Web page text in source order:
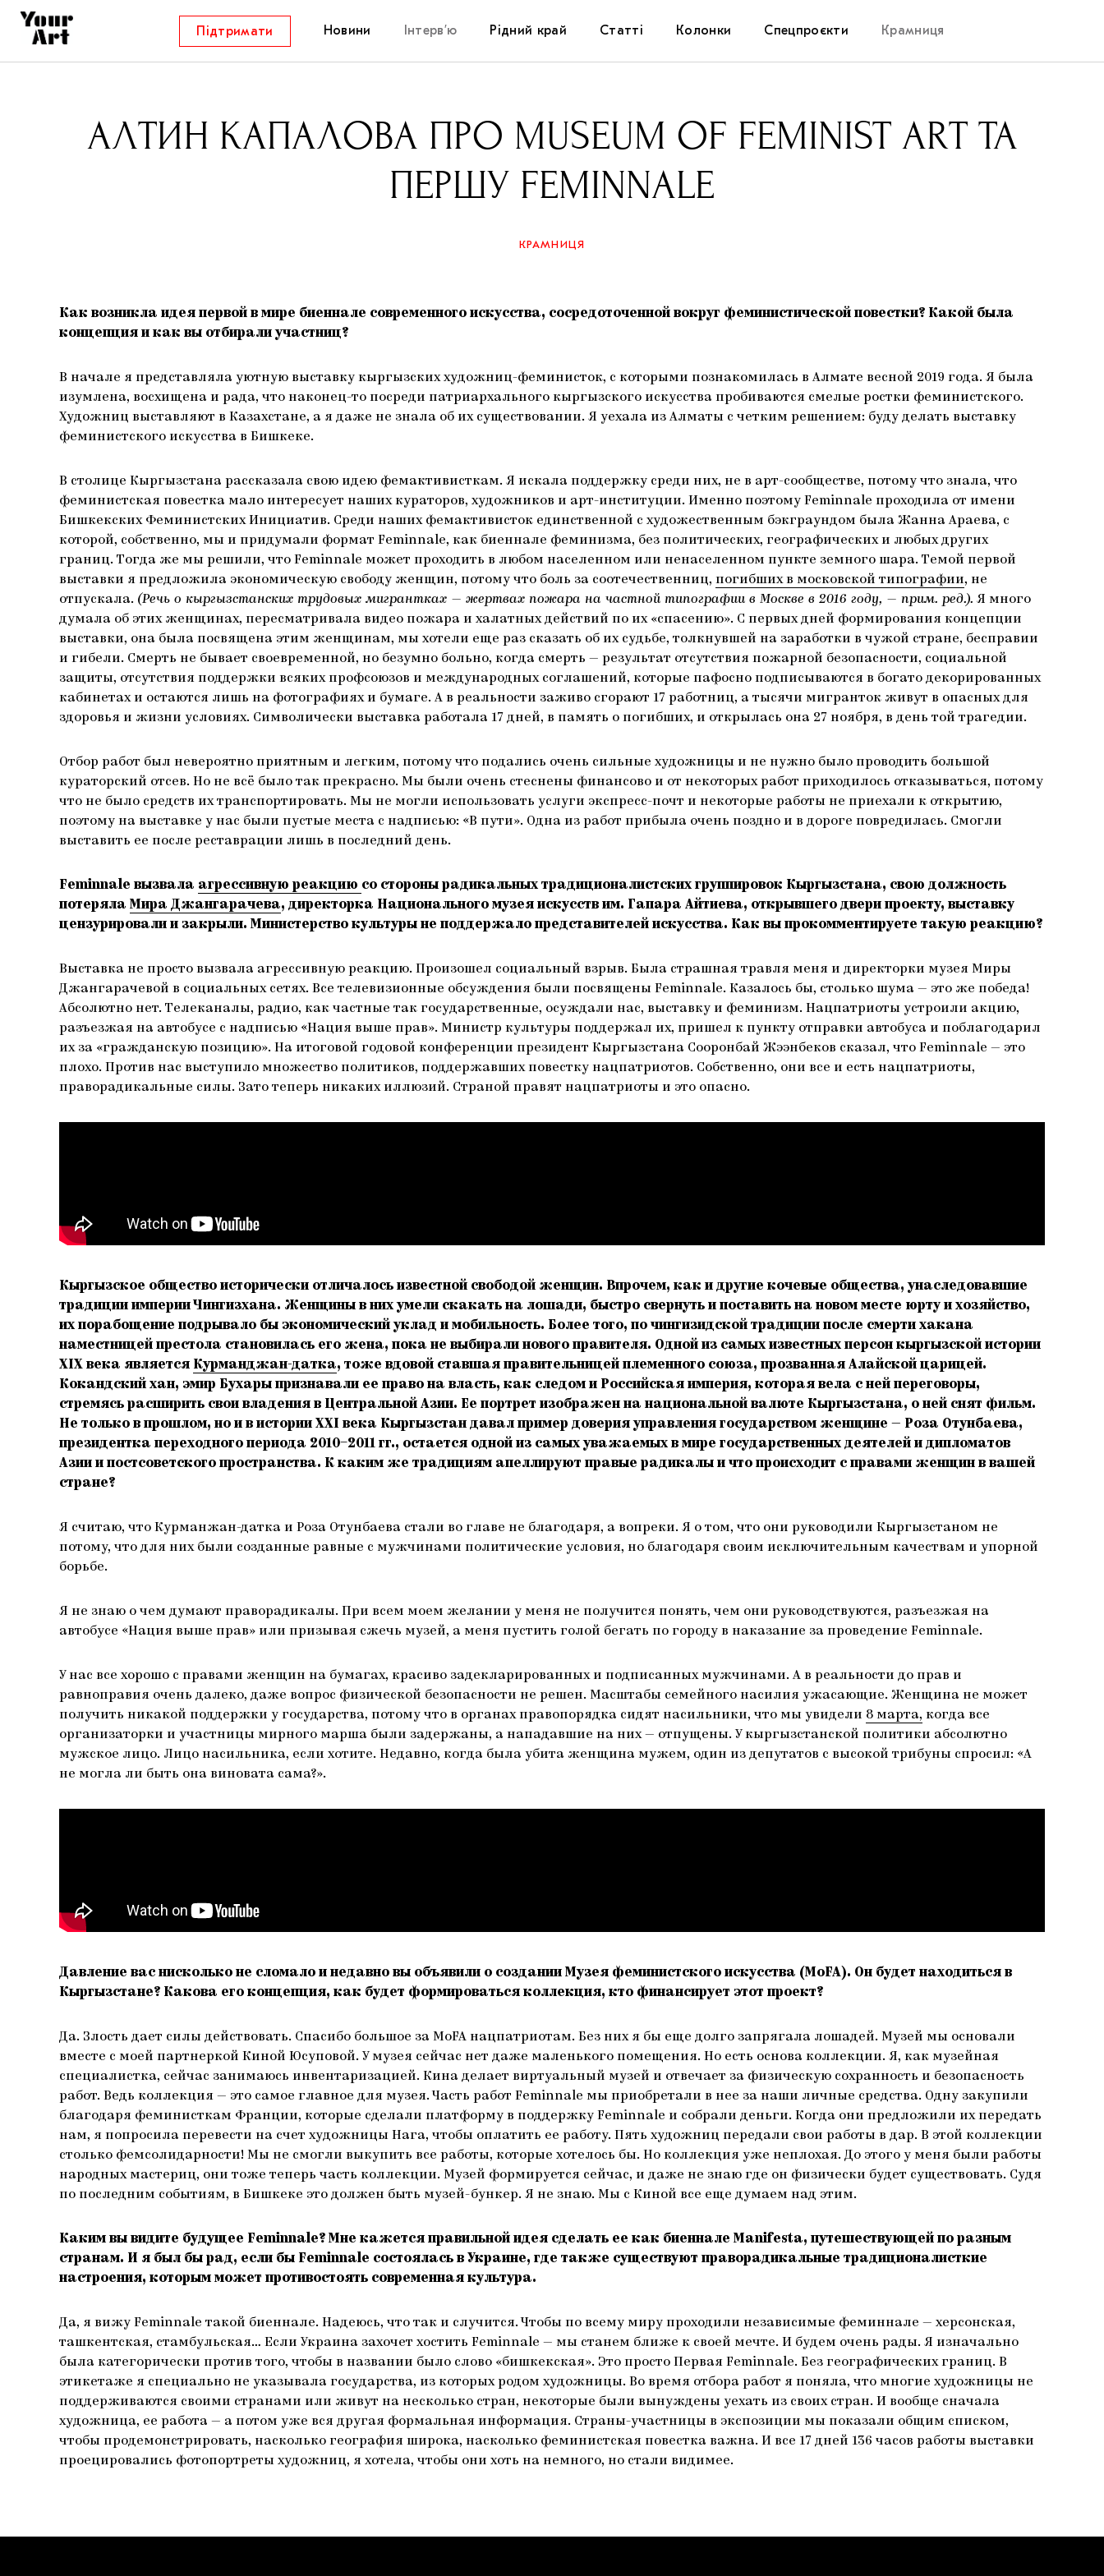
Підтримати Новини Інтерв’ю
Куратори
Архітектура
Рідний край
Самоорганізації
Освіта
Галереї
Статті
Коментарі
Історії
Колонки Спецпроєкти
Запалення
Крамниця
АЛТИН КАПАЛОВА ПРО MUSEUM OF FEMINIST ART ТА
ПЕРШУ FEMINNALE
КРАМНИЦЯ
Как возникла идея первой в мире биеннале современного искусства, сосредоточенной вокруг феминистической повестки? Какой была
концепция и как вы отбирали участниц?
В начале я представляла уютную выставку кыргызских художниц-феминисток, с которыми познакомилась в Алмате весной 2019 года. Я была
изумлена, восхищена и рада, что наконец-то посреди патриархального кыргызского искусства пробиваются смелые ростки феминистского.
Художниц выставляют в Казахстане, а я даже не знала об их существовании. Я уехала из Алматы с четким решением: буду делать выставку
феминистского искусства в Бишкеке.
В столице Кыргызстана рассказала свою идею фемактивисткам. Я искала поддержку среди них, не в арт-сообществе, потому что знала, что
феминистская повестка мало интересует наших кураторов, художников и арт-институции. Именно поэтому Feminnale проходила от имени
Бишкекских Феминистских Инициатив. Среди наших фемактивисток единственной с художественным бэкграундом была Жанна Араева, с
которой, собственно, мы и придумали формат Feminnale, как биеннале феминизма, без политических, географических и любых других
границ. Тогда же мы решили, что Feminnale может проходить в любом населенном или ненаселенном пункте земного шара. Темой первой
выставки я предложила экономическую свободу женщин, потому что боль за соотечественниц, погибших в московской типографии, не
отпускала. (Речь о кыргызстанских трудовых мигрантках — жертвах пожара на частной типографии в Москве в 2016 году, — прим. ред.). Я много
думала об этих женщинах, пересматривала видео пожара и халатных действий по их «спасению». С первых дней формирования концепции
выставки, она была посвящена этим женщинам, мы хотели еще раз сказать об их судьбе, толкнувшей на заработки в чужой стране, бесправии
и гибели. Смерть не бывает своевременной, но безумно больно, когда смерть — результат отсутствия пожарной безопасности, социальной
защиты, отсутствия поддержки всяких профсоюзов и международных соглашений, которые пафосно подписываются в богато декорированных
кабинетах и остаются лишь на фотографиях и бумаге. А в реальности заживо сгорают 17 работниц, а тысячи мигранток живут в опасных для
здоровья и жизни условиях. Символически выставка работала 17 дней, в память о погибших, и открылась она 27 ноября, в день той трагедии.
Отбор работ был невероятно приятным и легким, потому что подались очень сильные художницы и не нужно было проводить большой
кураторский отсев. Но не всё было так прекрасно. Мы были очень стеснены финансово и от некоторых работ приходилось отказываться, потому
что не было средств их транспортировать. Мы не могли использовать услуги экспресс-почт и некоторые работы не приехали к открытию,
поэтому на выставке у нас были пустые места с надписью: «В пути». Одна из работ прибыла очень поздно и в дороге повредилась. Смогли
выставить ее после реставрации лишь в последний день.
Feminnale вызвала агрессивную реакцию со стороны радикальных традиционалистских группировок Кыргызстана, свою должность
потеряла Мира Джангарачева, директорка Национального музея искусств им. Гапара Айтиева, открывшего двери проекту, выставку
цензурировали и закрыли. Министерство культуры не поддержало представителей искусства. Как вы прокомментируете такую реакцию?
Выставка не просто вызвала агрессивную реакцию. Произошел социальный взрыв. Была страшная травля меня и директорки музея Миры
Джангарачевой в социальных сетях. Все телевизионные обсуждения были посвящены Feminnale. Казалось бы, столько шума — это же победа!
Абсолютно нет. Телеканалы, радио, как частные так государственные, осуждали нас, выставку и феминизм. Нацпатриоты устроили акцию,
разъезжая на автобусе с надписью «Нация выше прав». Министр культуры поддержал их, пришел к пункту отправки автобуса и поблагодарил
их за «гражданскую позицию». На итоговой годовой конференции президент Кыргызстана Сооронбай Жээнбеков сказал, что Feminnale — это
плохо. Против нас выступило множество политиков, поддержавших повестку нацпатриотов. Собственно, они все и есть нацпатриоты,
праворадикальные силы. Зато теперь никаких иллюзий. Страной правят нацпатриоты и это опасно.
Кыргызское общество исторически отличалось известной свободой женщин. Впрочем, как и другие кочевые общества, унаследовавшие
традиции империи Чингизхана. Женщины в них умели скакать на лошади, быстро свернуть и поставить на новом месте юрту и хозяйство,
их порабощение подрывало бы экономический уклад и мобильность. Более того, по чингизидской традиции после смерти хакана
наместницей престола становилась его жена, пока не выбирали нового правителя. Одной из самых известных персон кыргызской истории
XIX века является Курманджан-датка, тоже вдовой ставшая правительницей племенного союза, прозванная Алайской царицей.
Кокандский хан, эмир Бухары признавали ее право на власть, как следом и Российская империя, которая вела с ней переговоры,
стремясь расширить свои владения в Центральной Азии. Ее портрет изображен на национальной валюте Кыргызстана, о ней снят фильм.
Не только в прошлом, но и в истории ХХI века Кыргызстан давал пример доверия управления государством женщине — Роза Отунбаева,
президентка переходного периода 2010–2011 гг., остается одной из самых уважаемых в мире государственных деятелей и дипломатов
Азии и постсоветского пространства. К каким же традициям апеллируют правые радикалы и что происходит с правами женщин в вашей
стране?
Я считаю, что Курманжан-датка и Роза Отунбаева стали во главе не благодаря, а вопреки. Я о том, что они руководили Кыргызстаном не
потому, что для них были созданные равные с мужчинами политические условия, но благодаря своим исключительным качествам и упорной
борьбе.
Я не знаю о чем думают праворадикалы. При всем моем желании у меня не получится понять, чем они руководствуются, разъезжая на
автобусе «Нация выше прав» или призывая сжечь музей, а меня пустить голой бегать по городу в наказание за проведение Feminnale.
У нас все хорошо с правами женщин на бумагах, красиво задекларированных и подписанных мужчинами. А в реальности до прав и
равноправия очень далеко, даже вопрос физической безопасности не решен. Масштабы семейного насилия ужасающие. Женщина не может
получить никакой поддержки у государства, потому что в органах правопорядка сидят насильники, что мы увидели 8 марта, когда все
организаторки и участницы мирного марша были задержаны, а нападавшие на них — отпущены. У кыргызстанской политики абсолютно
мужское лицо. Лицо насильника, если хотите. Недавно, когда была убита женщина мужем, один из депутатов с высокой трибуны спросил: «А
не могла ли быть она виновата сама?».
Давление вас нисколько не сломало и недавно вы объявили о создании Музея феминистского искусства (MоFA). Он будет находиться в
Кыргызстане? Какова его концепция, как будет формироваться коллекция, кто финансирует этот проект?
Да. Злость дает силы действовать. Спасибо большое за MoFA нацпатриотам. Без них я бы еще долго запрягала лошадей. Музей мы основали
вместе с моей партнеркой Киной Юсуповой. У музея сейчас нет даже маленького помещения. Но есть основа коллекции. Я, как музейная
специалистка, сейчас занимаюсь инвентаризацией. Кина делает виртуальный музей и отвечает за физическую сохранность и безопасность
работ. Ведь коллекция — это самое главное для музея. Часть работ Feminnale мы приобретали в нее за наши личные средства. Одну закупили
благодаря феминисткам Франции, которые сделали платформу в поддержку Feminnale и собрали деньги. Когда они предложили их передать
нам, я попросила перевести на счет художницы Нага, чтобы оплатить ее работу. Пять художниц передали свои работы в дар. В этой коллекции
столько фемсолидарности! Мы не смогли выкупить все работы, которые хотелось бы. Но коллекция уже неплохая. До этого у меня были работы
народных мастериц, они тоже теперь часть коллекции. Музей формируется сейчас, и даже не знаю где он физически будет существовать. Судя
по последним событиям, в Бишкеке это должен быть музей-бункер. Я не знаю. Мы с Киной все еще думаем над этим.
Каким вы видите будущее Feminnale? Мне кажется правильной идея сделать ее как биеннале Manifesta, путешествующей по разным
странам. И я был бы рад, если бы Feminnale состоялась в Украине, где также существуют праворадикальные традиционалисткие
настроения, которым может противостоять современная культура.
Да, я вижу Feminnale такой биеннале. Надеюсь, что так и случится. Чтобы по всему миру проходили независимые феминнале — херсонская,
ташкентская, стамбульская… Если Украина захочет хостить Feminnale — мы станем ближе к своей мечте. И будем очень рады. Я изначально
была категорически против того, чтобы в названии было слово «бишкекская». Это просто Первая Feminnale. Без географических границ. В
этикетаже я специально не указывала государства, из которых родом художницы. Во время отбора работ я поняла, что многие художницы не
поддерживаются своими странами или живут на несколько стран, некоторые были вынуждены уехать из своих стран. И вообще сначала
художница, ее работа — а потом уже вся другая формальная информация. Страны-участницы в экспозиции мы показали общим списком,
чтобы продемонстрировать, насколько география широка, насколько феминистская повестка важна. И все 17 дней 136 часов работы выставки
проецировались фотопортреты художниц, я хотела, чтобы они хоть на немного, но стали видимее.